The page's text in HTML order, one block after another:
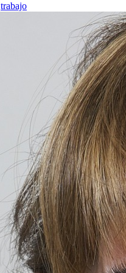
trabajo